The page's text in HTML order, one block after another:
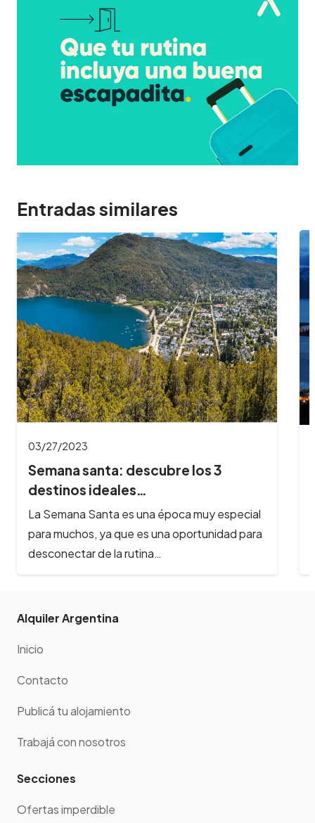
Entradas similares
03/27/2023
Semana santa: descubre los 3
destinos ideales…
La Semana Santa es una época muy especial
para muchos, ya que es una oportunidad para
desconectar de la rutina…
Alquiler Argentina
Inicio
Contacto
Publicá tu alojamiento
Trabajá con nosotros
Secciones
Ofertas imperdible